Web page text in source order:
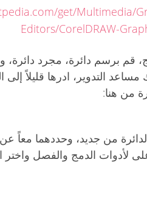
get/Multimedia/
Editors/CorelDRAW-
قم برسم دائرة، مجرد
التدوير، ادرها قليلاً إلى
من هنا: